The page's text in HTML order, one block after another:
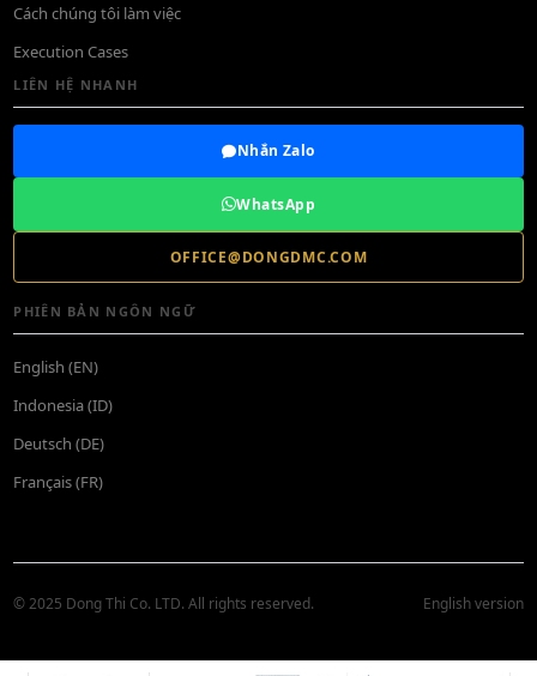
Cách chúng tôi làm việc
Execution Cases
LIÊN HỆ NHANH
Nhắn Zalo
WhatsApp
OFFICE@DONGDMC.COM
PHIÊN BẢN NGÔN NGỮ
English (EN)
Indonesia (ID)
Deutsch (DE)
Français (FR)
© 2025 Dong Thi Co. LTD. All rights reserved. English version